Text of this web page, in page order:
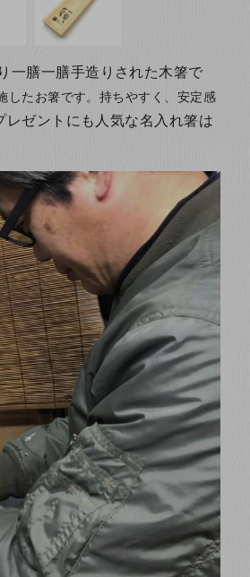
一膳一膳手造りされた木箸で
したお箸です。持ちやすく、安定感
レゼントにも人気な名入れ箸は